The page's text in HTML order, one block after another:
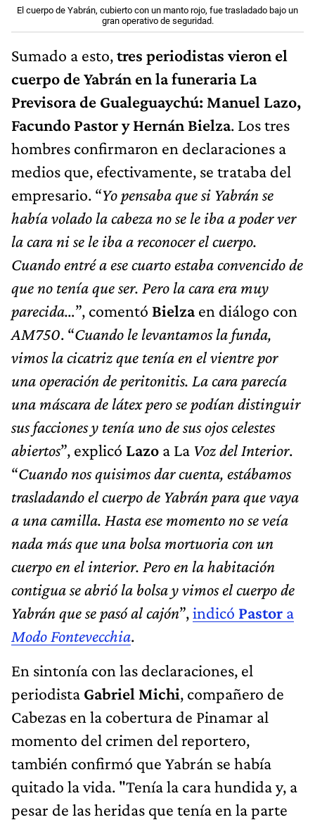
El cuerpo de Yabrán, cubierto con un manto rojo, fue trasladado bajo un
gran operativo de seguridad.
Sumado a esto,tres periodistas vieron el
cuerpo de Yabrán en la funeraria La
Previsora de Gualeguaychú: Manuel Lazo,
Facundo Pastor y Hernán Bielza. Los tres
hombres confirmaron en declaraciones a
medios que, efectivamente, se trataba del
empresario. “Yo pensaba que si Yabrán se
había volado la cabeza no se le iba a poder ver
la cara ni se le iba a reconocer el cuerpo.
Cuando entré a ese cuarto estaba convencido de
que no tenía que ser. Pero la cara era muy
parecida…”, comentó Bielzaen diálogo con
AM750. “Cuando le levantamos la funda,
vimos la cicatriz que tenía en el vientre por
una operación de peritonitis. La cara parecía
una máscara de látex pero se podían distinguir
sus facciones y tenía uno de sus ojos celestes
abiertos”, explicó Lazo a La Voz del Interior.
“Cuando nos quisimos dar cuenta, estábamos
trasladando el cuerpo de Yabrán para que vaya
a una camilla. Hasta ese momento no se veía
nada más que una bolsa mortuoria con un
cuerpo en el interior. Pero en la habitación
contigua se abrió la bolsa y vimos el cuerpo de
Yabrán que se pasó al cajón”,indicó Pastor a
Modo Fontevecchia.
En sintonía con las declaraciones, el
periodista Gabriel Michi, compañero de
Cabezas en la cobertura de Pinamar al
momento del crimen del reportero,
también confirmó que Yabrán se había
quitado la vida. "Tenía la cara hundida y, a
pesar de las heridas que tenía en la parte